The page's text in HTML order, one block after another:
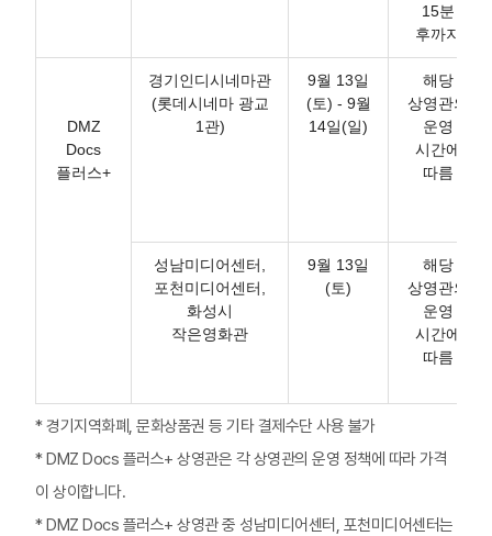
15분
후까지
DMZ
Docs
플러스+
경기인디시네마관
(롯데시네마 광교
1관)
9월 13일
(토) - 9월
14일(일)
해당
상영관의
운영
시간에
따름
성남미디어센터,
포천미디어센터,
화성시
작은영화관
9월 13일
(토)
해당
상영관의
운영
시간에
따름
* 경기지역화폐, 문화상품권 등 기타 결제수단 사용 불가
* DMZ Docs 플러스+ 상영관은 각 상영관의 운영 정책에 따라 가격
이 상이합니다.
* DMZ Docs 플러스+ 상영관 중 성남미디어센터, 포천미디어센터는